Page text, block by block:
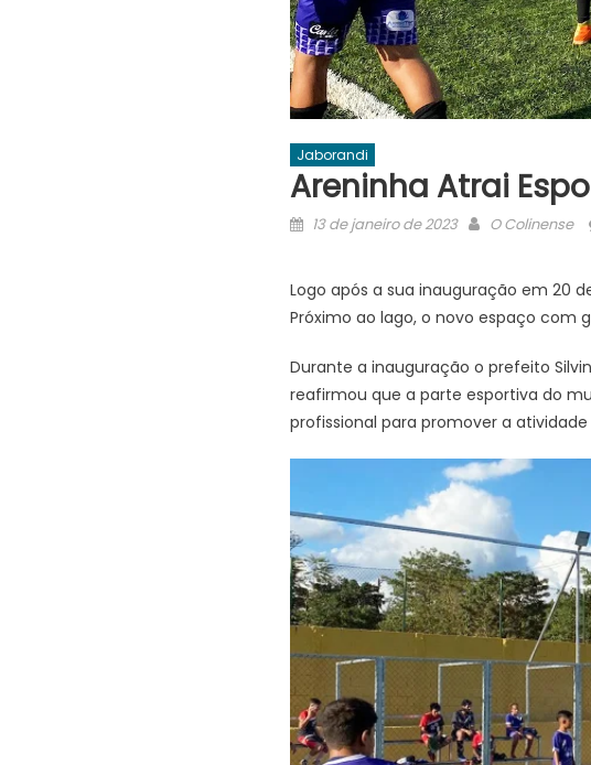
Jaborandi
Areninha Atrai
Posted
13 de janeiro de 2023 Author
O Colinense
Logo após a sua inauguração em 20
Próximo ao lago, o novo espaço com
Durante a inauguração o prefeito
reafirmou que a parte esportiva do
profissional para promover a